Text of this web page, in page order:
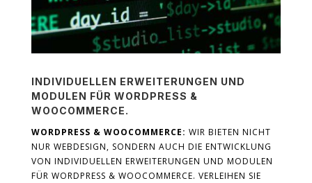
INDIVIDUELLEN ERWEITERUNGEN UND
MODULEN FÜR WORDPRESS &
WOOCOMMERCE.
WORDPRESS & WOOCOMMERCE: WIR BIETEN NICHT
NUR WEBDESIGN, SONDERN AUCH DIE ENTWICKLUNG
VON INDIVIDUELLEN ERWEITERUNGEN UND MODULEN
FÜR WORDPRESS & WOOCOMMERCE. VERLEIHEN SIE